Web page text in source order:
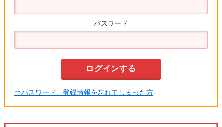
パスワード
⇒パスワード、登録情報を忘れてしまった方